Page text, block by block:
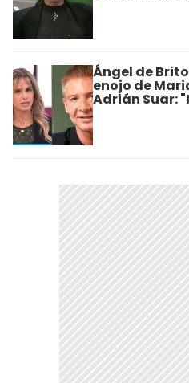
Ángel de
enojo de
Adrián Suar: